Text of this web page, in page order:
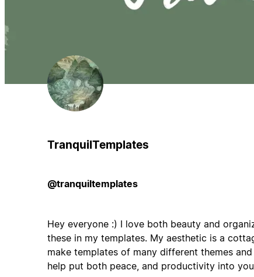
TranquilTemplates
@tranquiltemplates
Hey everyone :) I love both beauty and
these in my templates. My aesthetic is a
make templates of many different themes
help put both peace, and productivity into